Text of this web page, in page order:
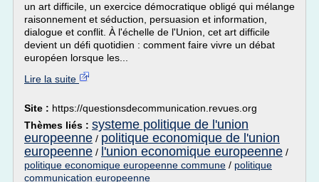
un art difficile, un exercice démocratique obligé qui mélange
raisonnement et séduction, persuasion et information,
dialogue et conflit. À l'échelle de l'Union, cet art difficile
devient un défi quotidien : comment faire vivre un débat
européen lorsque les...
Lire la suite
Site : https://questionsdecommunication.revues.org
Thèmes liés : systeme politique de l'union
europeenne / politique economique de l'union
europeenne / l'union economique europeenne /
politique economique europeenne commune / politique
communication europeenne